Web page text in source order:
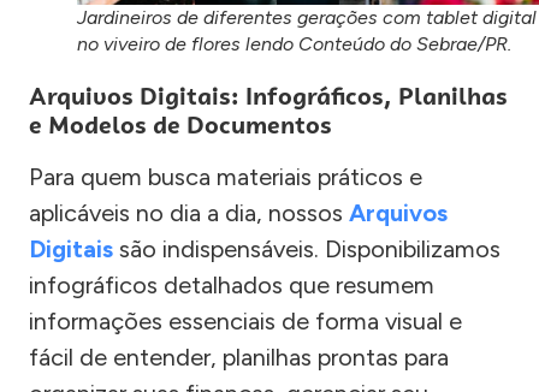
Jardineiros de diferentes gerações com tablet digital
no viveiro de flores lendo Conteúdo do Sebrae/PR.
Arquivos Digitais: Infográficos, Planilhas
e Modelos de Documentos
Para quem busca materiais práticos e
aplicáveis no dia a dia, nossos Arquivos
Digitais são indispensáveis. Disponibilizamos
infográficos detalhados que resumem
informações essenciais de forma visual e
fácil de entender, planilhas prontas para